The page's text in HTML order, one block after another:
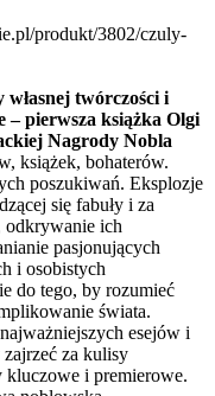
produkt/3802/czuly-
twórczości i
– pierwsza książka Olgi
Nagrody Nobla
książek, bohaterów.
poszukiwań. Eksplozje
się fabuły i za
odkrywanie ich
pasjonujących
i osobistych
do tego, by rozumieć
świata.
esejów i
za kulisy
i premierowe.